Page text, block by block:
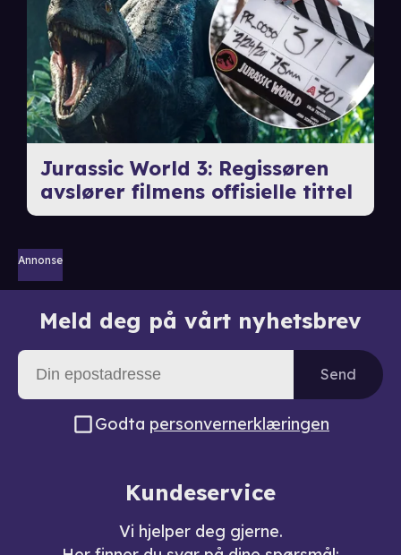
Jurassic World 3: Regissøren
avslører filmens offisielle tittel
Annonse
Meld deg på vårt nyhetsbrev
Send
Godta personvernerklæringen
Kundeservice
Vi hjelper deg gjerne.